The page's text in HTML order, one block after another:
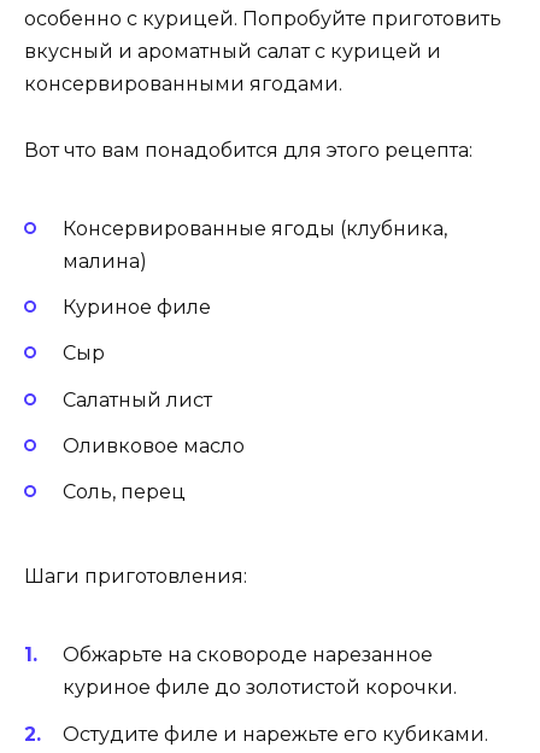
особенно с курицей. Попробуйте приготовить
вкусный и ароматный салат с курицей и
консервированными ягодами.
Вот что вам понадобится для этого рецепта:
Консервированные ягоды (клубника,
малина)
Куриное филе
Сыр
Салатный лист
Оливковое масло
Соль, перец
Шаги приготовления:
Обжарьте на сковороде нарезанное
куриное филе до золотистой корочки.
Остудите филе и нарежьте его кубиками.